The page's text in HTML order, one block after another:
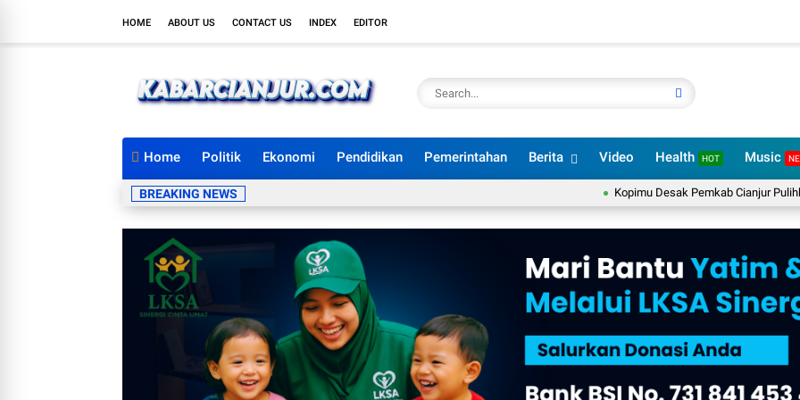
HOME ABOUT US CONTACT US INDEX EDITOR
Home Politik Ekonomi Pendidikan Pemerintahan Berita Video Health HOT Music
BREAKING NEWS Kopimu Desak Pemkab Cianjur Pulihkan